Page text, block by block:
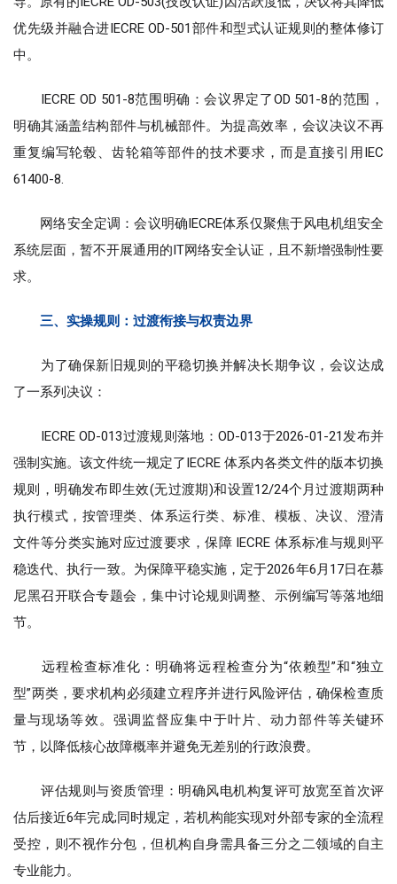
优先级并融合进IECRE OD-501部件和型式认证规则的整体修订
中。
IECRE OD 501-8范围明确：会议界定了OD 501-8的范围，
明确其涵盖结构部件与机械部件。为提高效率，会议决议不再
重复编写轮毂、齿轮箱等部件的技术要求，而是直接引用IEC
61400-8.
网络安全定调：会议明确IECRE体系仅聚焦于风电机组安全
系统层面，暂不开展通用的IT网络安全认证，且不新增强制性要
求。
三、实操规则：过渡衔接与权责边界
为了确保新旧规则的平稳切换并解决长期争议，会议达成
了一系列决议：
IECRE OD-013过渡规则落地：OD-013于2026-01-21发布并
强制实施。该文件统一规定了IECRE 体系内各类文件的版本切换
规则，明确发布即生效(无过渡期)和设置12/24个月过渡期两种
执行模式，按管理类、体系运行类、标准、模板、决议、澄清
文件等分类实施对应过渡要求，保障 IECRE 体系标准与规则平
稳迭代、执行一致。为保障平稳实施，定于2026年6月17日在慕
尼黑召开联合专题会，集中讨论规则调整、示例编写等落地细
节。
远程检查标准化：明确将远程检查分为“依赖型”和“独立
型”两类，要求机构必须建立程序并进行风险评估，确保检查质
量与现场等效。强调监督应集中于叶片、动力部件等关键环
节，以降低核心故障概率并避免无差别的行政浪费。
评估规则与资质管理：明确风电机构复评可放宽至首次评
估后接近6年完成;同时规定，若机构能实现对外部专家的全流程
受控，则不视作分包，但机构自身需具备三分之二领域的自主
专业能力。